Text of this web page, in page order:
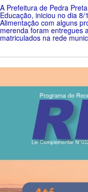
A Prefeitura de Pedra
Educação, iniciou no dia
Alimentação com alguns
merenda foram entregues
matriculados na rede